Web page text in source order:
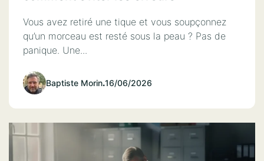
Vous avez retiré une tique et vous soupçonnez
qu’un morceau est resté sous la peau ? Pas de
panique. Une...
Baptiste Morin.16/06/2026